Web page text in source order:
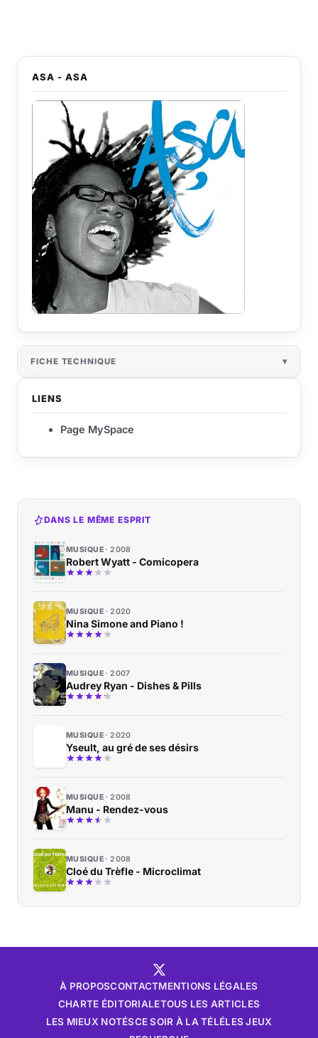
ASA - ASA
FICHE TECHNIQUE
LIENS
Page MySpace
DANS LE MÊME ESPRIT
MUSIQUE 2008
Robert Wyatt - Comicopera
MUSIQUE 2020
Nina Simone and Piano !
MUSIQUE 2007
Audrey Ryan - Dishes & Pills
MUSIQUE 2020
Yseult, au gré de ses désirs
MUSIQUE 2008
Manu - Rendez-vous
MUSIQUE 2008
Cloé du Trèfle - Microclimat
À PROPOSCONTACTMENTIONS LÉGALES
CHARTE ÉDITORIALETOUS LES ARTICLES
LES MIEUX NOTÉSCE SOIR À LA TÉLÉLES JEUX